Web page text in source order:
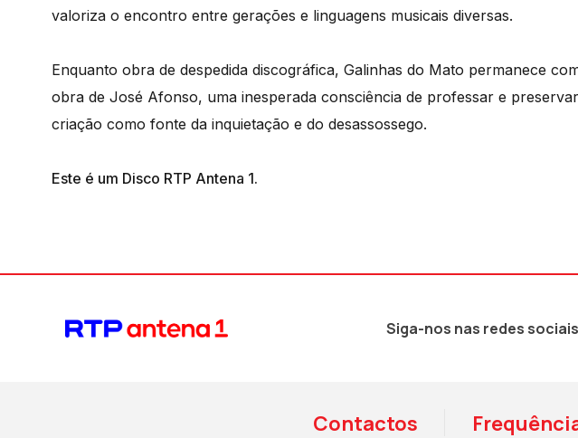
valoriza o encontro entre gerações e linguagens musicais diversas.
Enquanto obra de despedida discográfica, Galinhas do Mato permanece
obra de José Afonso, uma inesperada consciência de professar e
criação como fonte da inquietação e do desassossego.
Este é um Disco RTP Antena 1.
Siga-nos nas redes sociais
Contactos